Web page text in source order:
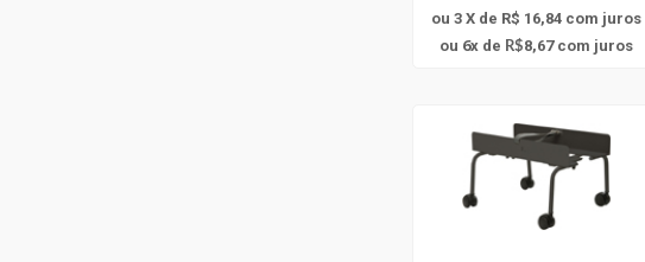
ou 3 X de R$ 16,84 com juros
ou 6x de R$8,67com juros